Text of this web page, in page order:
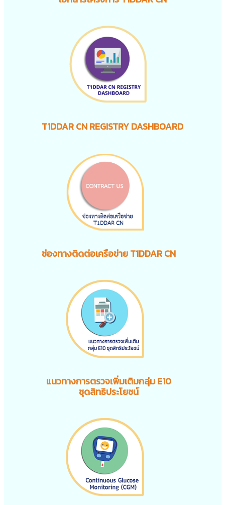
T1DDAR CN REGISTRY DASHBOARD
ช่องทางติดต่อเครือข่าย T1DDAR CN
แนวทางการตรวจเพิ่มเติมกลุ่ม E10
ชุดสิทธิประโยชน์